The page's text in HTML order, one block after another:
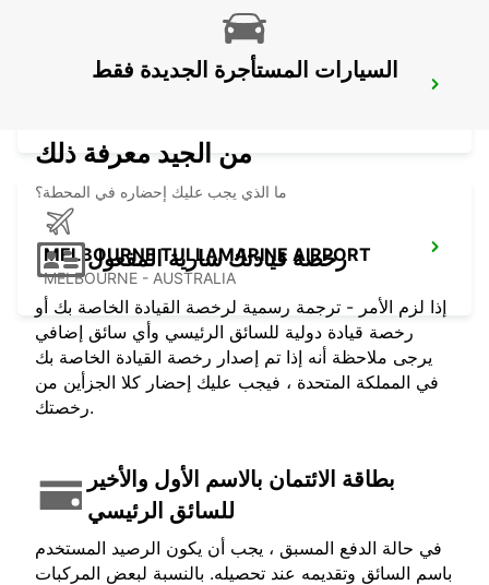
MELBOURNE TULLAMARINE AIRPORT
MELBOURNE - AUSTRALIA
السيارات المستأجرة الجديدة فقط
من الجيد معرفة ذلك
ما الذي يجب عليك إحضاره في المحطة؟
رخصة قيادتك سارية المفعول
إذا لزم الأمر - ترجمة رسمية لرخصة القيادة الخاصة بك أو
رخصة قيادة دولية للسائق الرئيسي وأي سائق إضافي
يرجى ملاحظة أنه إذا تم إصدار رخصة القيادة الخاصة بك
في المملكة المتحدة ، فيجب عليك إحضار كلا الجزأين من
رخصتك.
بطاقة الائتمان بالاسم الأول والأخير
للسائق الرئيسي
في حالة الدفع المسبق ، يجب أن يكون الرصيد المستخدم
باسم السائق وتقديمه عند تحصيله. بالنسبة لبعض المركبات